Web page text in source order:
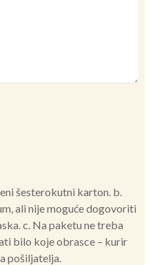
šesterokutni karton. b.
ali nije moguće dogovoriti
c. Na paketu ne treba
bilo koje obrasce – kurir
pošiljatelja.